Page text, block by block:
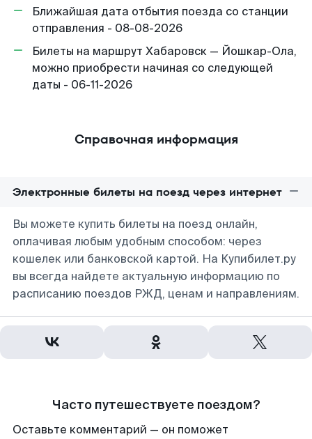
Ближайшая дата отбытия поезда со станции
отправления - 08-08-2026
Билеты на маршрут Хабаровск — Йошкар-Ола,
можно приобрести начиная со следующей
даты - 06-11-2026
Справочная информация
Электронные билеты на поезд через интернет
Вы можете купить билеты на поезд онлайн,
оплачивая любым удобным способом: через
кошелек или банковской картой. На Купибилет.ру
вы всегда найдете актуальную информацию по
расписанию поездов РЖД, ценам и направлениям.
Часто путешествуете поездом?
Оставьте комментарий — он поможет